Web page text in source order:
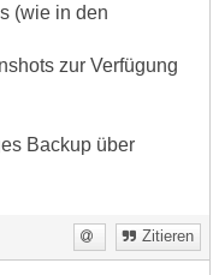
(wie in den
zur Verfügung
Backup über
Zitieren